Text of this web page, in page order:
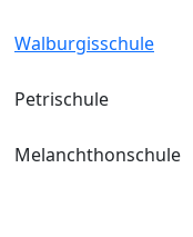
Walburgisschule
Petrischule
Melanchthonschule